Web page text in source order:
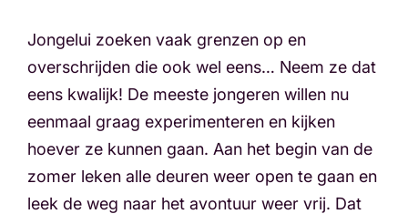
Jongelui zoeken vaak grenzen op en
overschrijden die ook wel eens… Neem ze dat
eens kwalijk! De meeste jongeren willen nu
eenmaal graag experimenteren en kijken
hoever ze kunnen gaan. Aan het begin van de
zomer leken alle deuren weer open te gaan en
leek de weg naar het avontuur weer vrij. Dat